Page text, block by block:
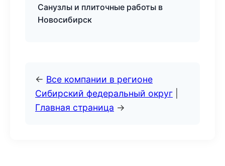
Санузлы и плиточные работы в
Новосибирск
← Все компании в регионе
Сибирский федеральный округ
Главная страница →